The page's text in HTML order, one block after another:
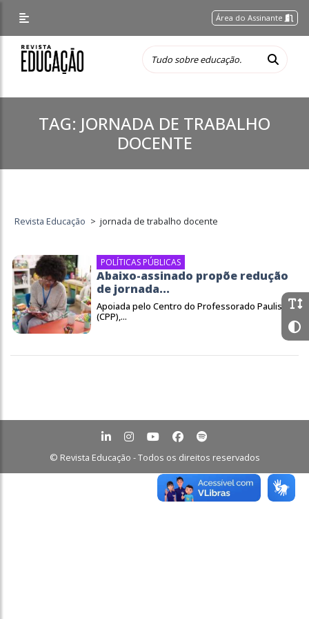
Área do Assinante
TAG: JORNADA DE TRABALHO
DOCENTE
Revista Educação > jornada de trabalho docente
POLÍTICAS PÚBLICAS
Abaixo-assinado propõe redução
de jornada...
Apoiada pelo Centro do Professorado Paulista
(CPP),...
© Revista Educação - Todos os direitos reservados